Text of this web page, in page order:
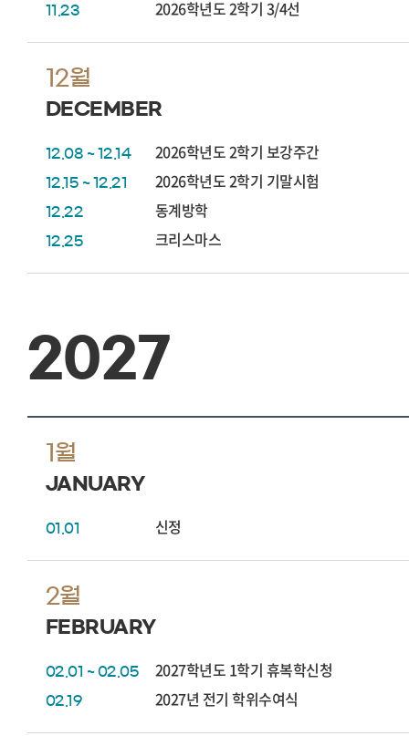
11.23 2026학년도 2학기 3/4선
12월
DECEMBER
12.08 ~ 12.14 2026학년도 2학기 보강주간
12.15 ~ 12.21 2026학년도 2학기 기말시험
12.22 동계방학
12.25 크리스마스
2027
1월
JANUARY
01.01 신정
2월
FEBRUARY
02.01 ~ 02.05 2027학년도 1학기 휴복학신청
02.19 2027년 전기 학위수여식